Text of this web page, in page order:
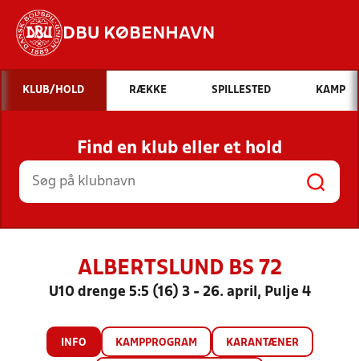
DBU KØBENHAVN
Hvad vil du søge efter?
INDHOLD OG NYHEDER
STILLINGER, RESULTATER, KLUBBER OG
HOLD
KLUB/HOLD RÆKKE SPILLESTED KAMP
Find en klub eller et hold
ALBERTSLUND BS 72
U10 drenge 5:5 (16) 3 - 26. april, Pulje 4
INFO KAMPPROGRAM KARANTÆNER